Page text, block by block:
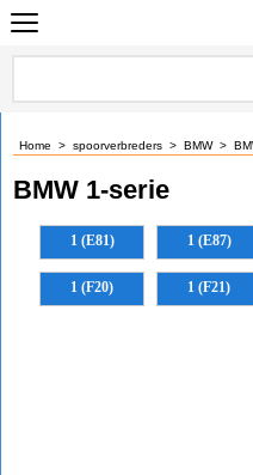
Home > spoorverbreders > BMW>
BMW 1-serie
1 (E81) 1 (E87)
1 (F20) 1 (F21)